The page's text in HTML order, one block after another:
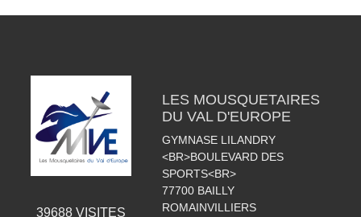
39688VISITES
LES MOUSQUETAIRES
DU VAL D'EUROPE
GYMNASE LILANDRY
<BR>BOULEVARD DES
SPORTS<BR>
77700 BAILLY
ROMAINVILLIERS